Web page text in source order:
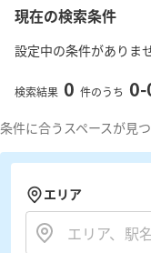
現在の検索条件
設定中の条件がありま
検索結果 0 件のうち 0-
条件に合うスペースが見
エリア